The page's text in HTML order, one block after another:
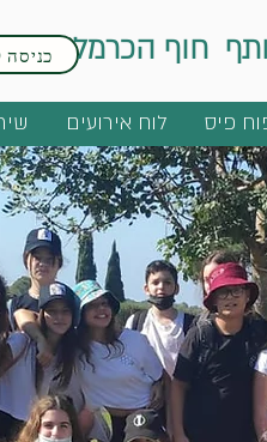
חוף הכרמל
פיס לוח אירועים